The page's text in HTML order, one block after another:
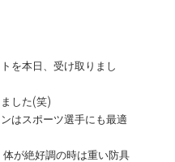
を本日、受け取りまし
した(笑)
はスポーツ選手にも最適
が絶好調の時は重い防具